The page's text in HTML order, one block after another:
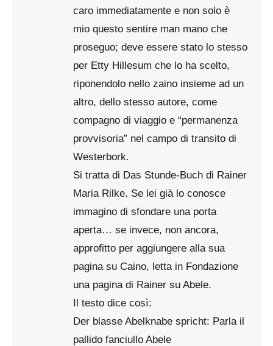
caro immediatamente e non solo è
mio questo sentire man mano che
proseguo; deve essere stato lo stesso
per Etty Hillesum che lo ha scelto,
riponendolo nello zaino insieme ad un
altro, dello stesso autore, come
compagno di viaggio e “permanenza
provvisoria” nel campo di transito di
Westerbork.
Si tratta di Das Stunde-Buch di Rainer
Maria Rilke. Se lei già lo conosce
immagino di sfondare una porta
aperta… se invece, non ancora,
approfitto per aggiungere alla sua
pagina su Caino, letta in Fondazione
una pagina di Rainer su Abele.
Il testo dice così:
Der blasse Abelknabe spricht: Parla il
pallido fanciullo Abele